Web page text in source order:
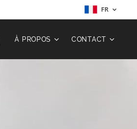
FR
À PROPOS CONTACT